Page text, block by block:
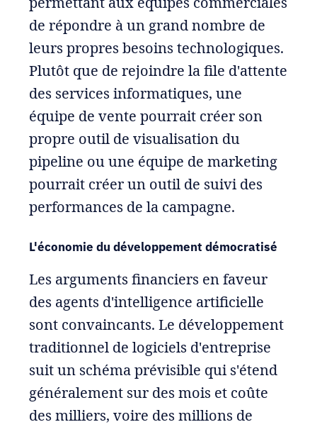
de répondre à un grand nombre de
leurs propres besoins technologiques.
Plutôt que de rejoindre la file d'attente
des services informatiques, une
équipe de vente pourrait créer son
propre outil de visualisation du
pipeline ou une équipe de marketing
pourrait créer un outil de suivi des
performances de la campagne.
L'économie du développement démocratisé
Les arguments financiers en faveur
des agents d'intelligence artificielle
sont convaincants. Le développement
traditionnel de logiciels d'entreprise
suit un schéma prévisible qui s'étend
généralement sur des mois et coûte
des milliers, voire des millions de